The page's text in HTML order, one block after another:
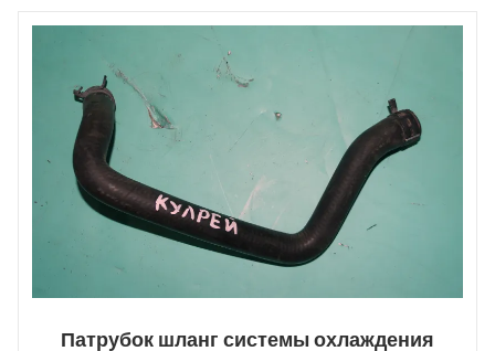
Патрубок шланг системы охлаждения